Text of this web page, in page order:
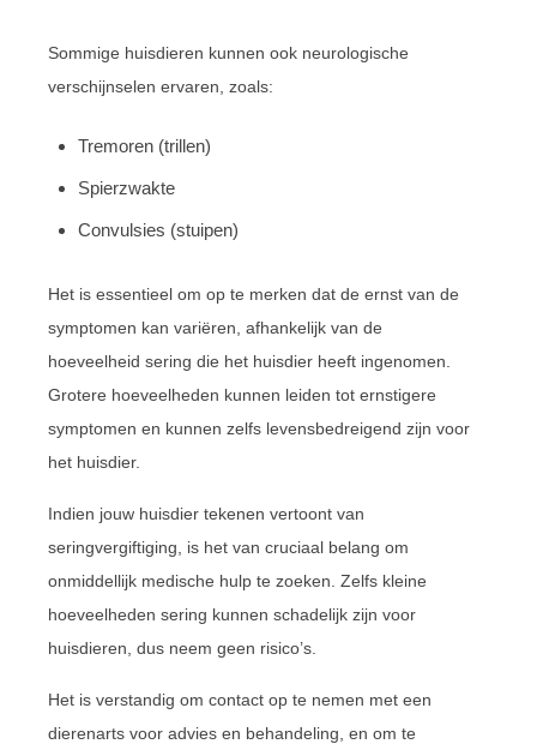
Sommige huisdieren kunnen ook neurologische
verschijnselen ervaren, zoals:
Tremoren (trillen)
Spierzwakte
Convulsies (stuipen)
Het is essentieel om op te merken dat de ernst van de
symptomen kan variëren, afhankelijk van de
hoeveelheid sering die het huisdier heeft ingenomen.
Grotere hoeveelheden kunnen leiden tot ernstigere
symptomen en kunnen zelfs levensbedreigend zijn voor
het huisdier.
Indien jouw huisdier tekenen vertoont van
seringvergiftiging, is het van cruciaal belang om
onmiddellijk medische hulp te zoeken. Zelfs kleine
hoeveelheden sering kunnen schadelijk zijn voor
huisdieren, dus neem geen risico’s.
Het is verstandig om contact op te nemen met een
dierenarts voor advies en behandeling, en om te